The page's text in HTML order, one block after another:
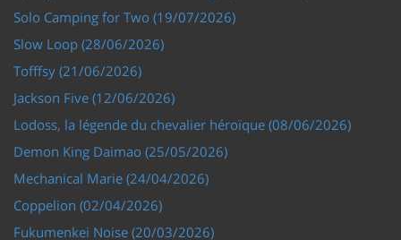
Solo Camping for Two (19/07/2026)
Slow Loop (28/06/2026)
Tofffsy (21/06/2026)
Jackson Five (12/06/2026)
Lodoss, la légende du chevalier héroïque (08/06/2026)
Demon King Daimao (25/05/2026)
Mechanical Marie (24/04/2026)
Coppelion (02/04/2026)
Fukumenkei Noise (20/03/2026)